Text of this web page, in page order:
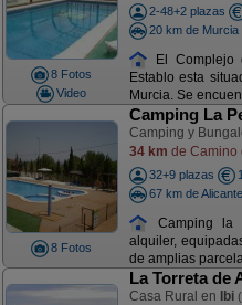
8 Fotos
Video
2-48+2 plazas
20 km de Murcia
El Complejo
Establo esta
Murcia. Se
8 Fotos
Camping La
Camping y
34 km de Camino
32+9 plazas
67 km de Alicante
Camping la
alquiler,
de amplias
La Torreta de
Casa Rural en Ibi